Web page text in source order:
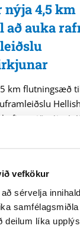
vefkökur
sérvelja
deilum líka
4,5 km
auka
km flutningsæð
við nýja
Hverahlíð til
til rafmagns-
til
síðar ON